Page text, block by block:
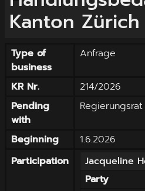
Kanton Zürich
Type of
business
Anfrage
KR Nr.
214/2026
Pending
with
Regierungsrat
Beginning
1.6.2026
Participation
Jacqueline
Party